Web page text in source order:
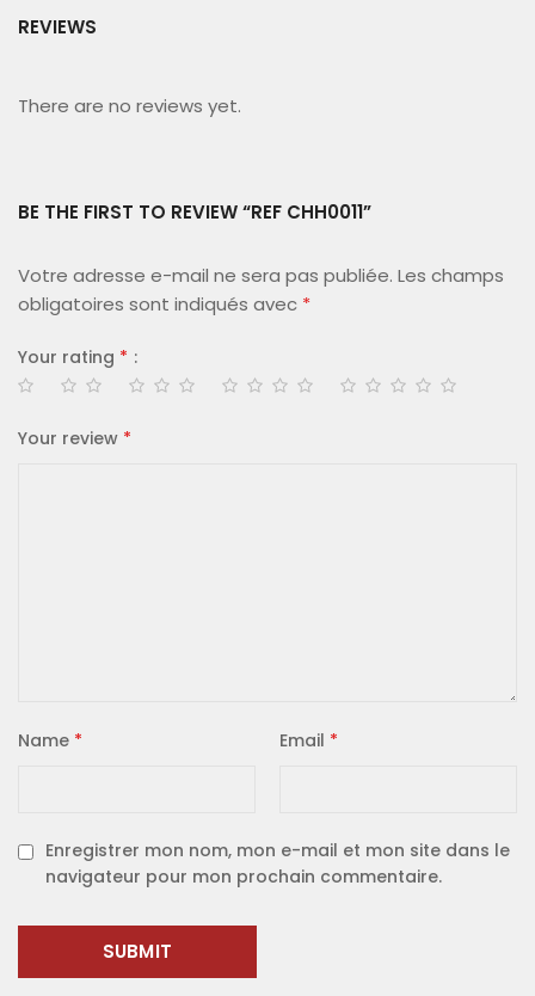
REVIEWS
There are no reviews yet.
BE THE FIRST TO REVIEW “REF CHH0011”
Votre adresse e-mail ne sera pas publiée. Les champs
obligatoires sont indiqués avec *
Your rating *
Your review *
Name * Email *
Enregistrer mon nom, mon e-mail et mon site dans le
navigateur pour mon prochain commentaire.